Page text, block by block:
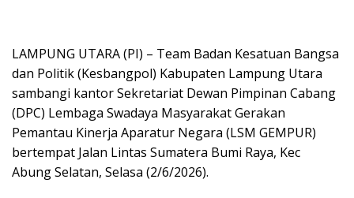
LAMPUNG UTARA (PI) – Team Badan Kesatuan Bangsa
dan Politik (Kesbangpol) Kabupaten Lampung Utara
sambangi kantor Sekretariat Dewan Pimpinan Cabang
(DPC) Lembaga Swadaya Masyarakat Gerakan
Pemantau Kinerja Aparatur Negara (LSM GEMPUR)
bertempat Jalan Lintas Sumatera Bumi Raya, Kec
Abung Selatan, Selasa (2/6/2026).